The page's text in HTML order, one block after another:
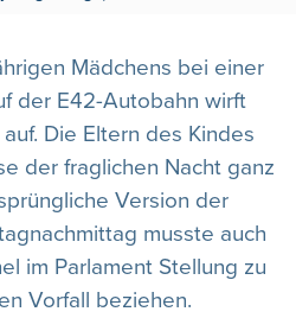
Mädchens bei einer
der E42-Autobahn wirft
Die Eltern des Kindes
der fraglichen Nacht ganz
Version der
musste auch
im Parlament Stellung zu
Vorfall beziehen.